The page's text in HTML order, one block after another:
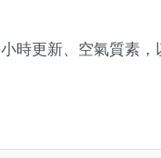
時更新、空氣質素，